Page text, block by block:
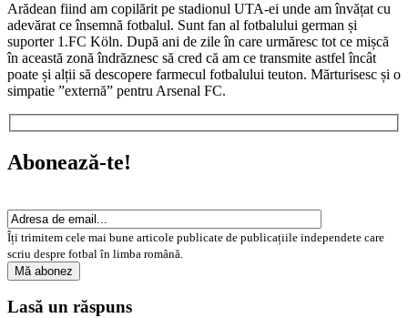
Arădean fiind am copilărit pe stadionul UTA-ei unde am învățat cu
adevărat ce însemnă fotbalul. Sunt fan al fotbalului german și
suporter 1.FC Köln. După ani de zile în care urmăresc tot ce mișcă
în această zonă îndrăznesc să cred că am ce transmite astfel încât
poate și alții să descopere farmecul fotbalului teuton. Mărturisesc și o
simpatie ”externă” pentru Arsenal FC.
Abonează-te!
Îți trimitem cele mai bune articole publicate de publicațiile independete care
scriu despre fotbal în limba română.
Lasă un răspuns